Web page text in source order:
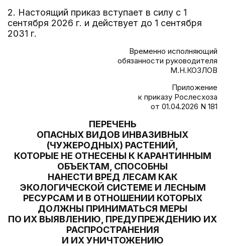
2. Настоящий приказ вступает в силу с 1
сентября 2026 г. и действует до 1 сентября
2031 г.
Временно исполняющий
обязанности руководителя
М.Н.КОЗЛОВ
Приложение
к приказу Рослесхоза
от 01.04.2026 N 181
ПЕРЕЧЕНЬ
ОПАСНЫХ ВИДОВ ИНВАЗИВНЫХ
(ЧУЖЕРОДНЫХ) РАСТЕНИЙ,
КОТОРЫЕ НЕ ОТНЕСЕНЫ К КАРАНТИННЫМ
ОБЪЕКТАМ, СПОСОБНЫ
НАНЕСТИ ВРЕД ЛЕСАМ КАК
ЭКОЛОГИЧЕСКОЙ СИСТЕМЕ И ЛЕСНЫМ
РЕСУРСАМ И В ОТНОШЕНИИ КОТОРЫХ
ДОЛЖНЫ ПРИНИМАТЬСЯ МЕРЫ
ПО ИХ ВЫЯВЛЕНИЮ, ПРЕДУПРЕЖДЕНИЮ ИХ
РАСПРОСТРАНЕНИЯ
И ИХ УНИЧТОЖЕНИЮ